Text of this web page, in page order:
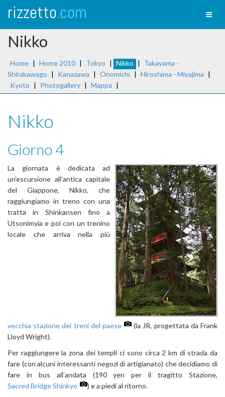
rizzetto.com
Nikko
Home | Home 2010 | Tokyo | Nikko |
Takayama -
Shirakawago | Kanazawa | Onomichi | Hiroshima - Miyajima |
Kyoto | Photogallery | Mappa |
Nikko
Giorno 4
La giornata è dedicata ad
un’escursione all’antica capitale
del Giappone, Nikko, che
raggiungiamo in treno con una
tratta in Shinkansen fino a
Utsonimyia e poi con un trenino
locale che arriva nella più
vecchia stazione dei treni del paese
(la JR, progettata da Frank
Lloyd Wright).
Per raggiungere la zona dei templi ci sono circa 2 km di strada da
fare (con alcuni interessanti negozi di artigianato) che decidiamo di
fare in bus all’andata (190 yen per il tragitto Stazione,
Sacred Bridge Shinkyo
) e a piedi al ritorno.